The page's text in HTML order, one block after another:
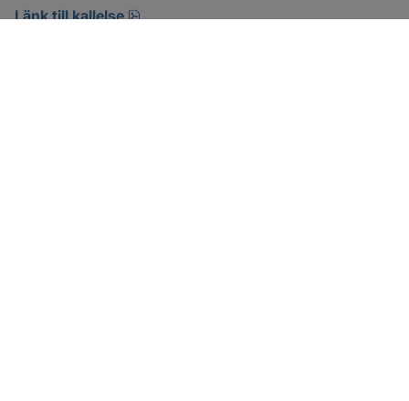
Länk till kallelse